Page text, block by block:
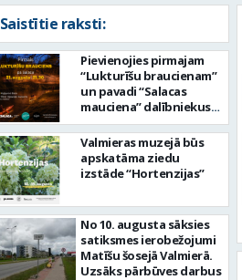
Saistītie raksti:
Pievienojies pirmajam
“Lukturīšu braucienam”
un pavadi “Salacas
mauciena” dalībniekus
ceļā uz jūru!
Valmieras muzejā būs
apskatāma ziedu
izstāde “Hortenzijas”
No 10. augusta sāksies
satiksmes ierobežojumi
Matīšu šosejā Valmierā.
Uzsāks pārbūves darbus